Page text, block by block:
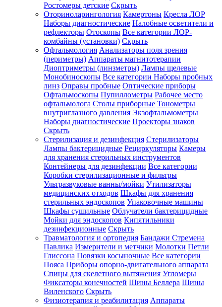
Ростомеры детские Скрыть
Оториноларингология Камертоны Кресла ЛОР
Наборы диагностические Налобные осветители и
рефлекторы Отоскопы Все категории ЛОР-
комбайны (установки) Скрыть
Офтальмология Анализаторы поля зрения
(периметры) Аппараты магнитотерапии
Диоптриметры (линзметры) Лампы щелевые
Монобиноскопы Все категории Наборы пробных
линз Оправы пробные Оптические приборы
Офтальмоскопы Пупиллометры Рабочее место
офтальмолога Столы приборные Тонометры
внутриглазного давления Экзофтальмометры
Наборы диагностические Проекторы знаков
Скрыть
Стерилизация и дезинфекция Стерилизаторы
Лампы бактерицидные Рециркуляторы Камеры
для хранения стерильных инструментов
Контейнеры для дезинфекции Все категории
Коробки стерилизационные и фильтры
Ультразвуковые ванны/мойки Утилизаторы
медицинских отходов Шкафы для хранения
стерильных эндоскопов Упаковочные машины
Шкафы сушильные Облучатели бактерицидные
Мойки для эндоскопов Кипятильники
дезинфекционные Скрыть
Травматология и ортопедия Бандажи Стремена
Павлика Измерители и метчики Молотки Петли
Глиссона Повязки косыночные Все категории
Пояса Приборы опорно-двигательного аппарата
Спицы для скелетного вытяжения Угломеры
Фиксаторы конечностей Шины Беллера Шины
Виленского Скрыть
Физиотерапия и реабилитация Аппараты